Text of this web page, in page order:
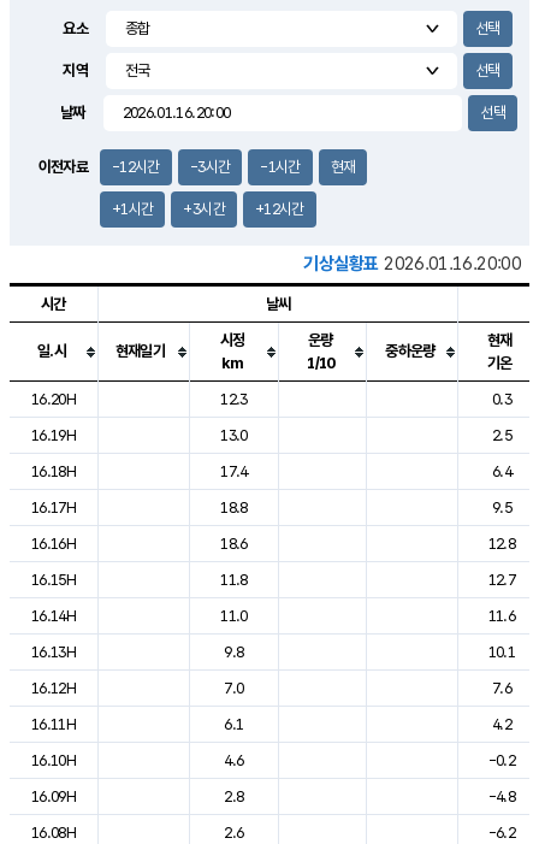
2.7m/s
요소
지역
날짜
이전자료 -12시간 -3시간 -1시간 현재
+1시간 +3시간 +12시간
기상실황표 2026.01.16.20:00
도시별 기상실황표로 지점, 날씨, 기온, 강수, 바람, 기압등을 안내한 표입
시간 날씨
일.시 현재일기
시정
km
운량
1/10
중하운량
현재
기온
16.20H
12.3
0.3
16.19H
13.0
2.5
16.18H
17.4
6.4
16.17H
18.8
9.5
16.16H
18.6
12.8
16.15H
11.8
12.7
16.14H
11.0
11.6
16.13H
9.8
10.1
16.12H
7.0
7.6
16.11H
6.1
4.2
16.10H
4.6
-0.2
16.09H
2.8
-4.8
16.08H
2.6
-6.2